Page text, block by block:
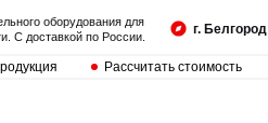
Рассчитать стоимость
г. Белгород
оборудования для
С доставкой по России.